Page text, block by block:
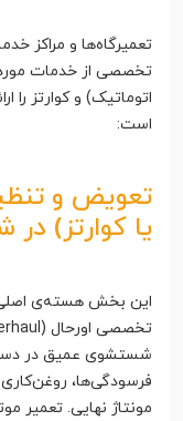
تعمیرگاه‌ها و مراکز
تخصصی از خدمات مورد
اتوماتیک) و کوارتز را
است:
تعویض و
یا کوارتز) در
این بخش هسته‌ی
شستشوی عمیق در
فرسودگی‌ها،
مونتاژ نهایی. تعمیر